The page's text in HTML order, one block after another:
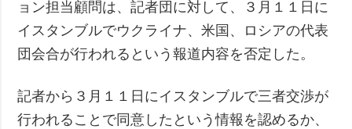
ョン担当顧問は、記者団に対して、３月１１日に
イスタンブルでウクライナ、米国、ロシアの代表
団会合が行われるという報道内容を否定した。
記者から３月１１日にイスタンブルで三者交渉が
行われることで同意したという情報を認めるか、